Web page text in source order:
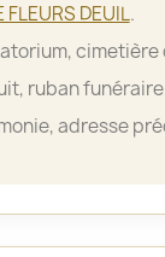
DEUIL.
cimetière
ruban
adresse